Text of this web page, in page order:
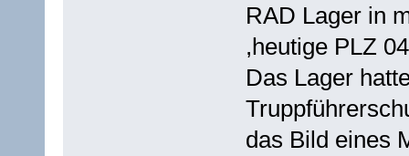
RAD Lager in
,heutige PLZ
Das Lager
das Bild eines